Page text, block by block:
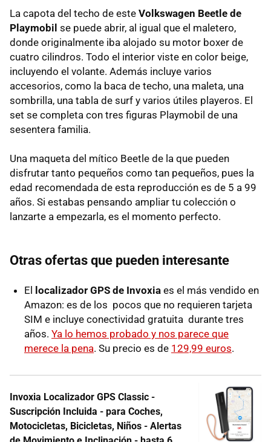
La capota del techo de este Volkswagen Beetle de
Playmobil se puede abrir, al igual que el maletero,
donde originalmente iba alojado su motor boxer de
cuatro cilindros. Todo el interior viste en color beige,
incluyendo el volante. Además incluye varios
accesorios, como la baca de techo, una maleta, una
sombrilla, una tabla de surf y varios útiles playeros. El
set se completa con tres figuras Playmobil de una
sesentera familia.
Una maqueta del mítico Beetle de la que pueden
disfrutar tanto pequeños como tan pequeños, pues la
edad recomendada de esta reproducción es de 5 a 99
años. Si estabas pensando ampliar tu colección o
lanzarte a empezarla, es el momento perfecto.
Otras ofertas que pueden interesante
El localizador GPS de Invoxia es el más vendido en
Amazon: es de los pocos que no requieren tarjeta
SIM e incluye conectividad gratuita durante tres
años. Ya lo hemos probado y nos parece que
merece la pena. Su precio es de 129,99 euros.
Invoxia Localizador GPS Classic -
Suscripción Incluida - para Coches,
Motocicletas, Bicicletas, Niños - Alertas